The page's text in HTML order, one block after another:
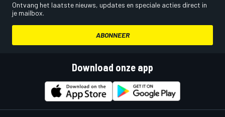
Ontvang het laatste nieuws, updates en speciale acties direct in
je mailbox.
ABONNEER
Download onze app